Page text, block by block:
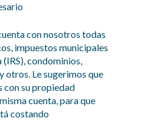
con nosotros todas
impuestos municipales
condominios,
otros. Le sugerimos que
con su propiedad
cuenta, para que
costando